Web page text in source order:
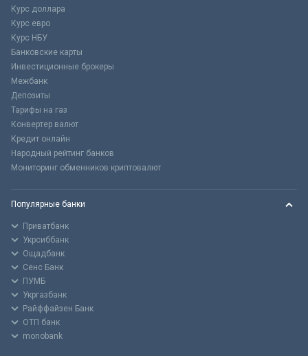
Курс доллара
Курс евро
Курс НБУ
Банковские карты
Инвестиционные брокеры
Межбанк
Депозиты
Тарифы на газ
Конвертер валют
Кредит онлайн
Народный рейтинг банков
Мониторинг обменников криптовалют
Популярные банки
Приватбанк
Укрсиббанк
Ощадбанк
Сенс Банк
ПУМБ
Укргазбанк
Райффайзен Банк
ОТП банк
monobank